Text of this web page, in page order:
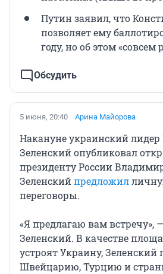
Путин заявил, что
позволяет ему
году, но об этом «совсем
Обсудить
5 июня, 20:40 Арина Майорова
Накануне украинский
Зеленский опубликовал
президенту России
Зеленскийпредложил
переговоры.
«Я предлагаю вам встречу»,
Зеленский. В качестве
устроят Украину, Зеленский
Швейцарию, Турцию и